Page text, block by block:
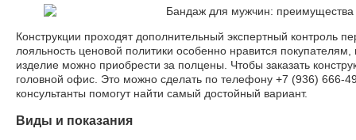
Конструкции проходят дополнительный экспертный контроль
лояльность ценовой политики особенно нравится
изделие можно приобрести за полцены. Чтобы заказать
головной офис. Это можно сделать по телефону +7 (936) 666-
консультанты помогут найти самый достойный вариант.
Виды и показания